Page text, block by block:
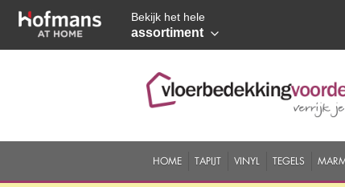
Bekijk het hele
assortiment
HOME TAPIJT VINYL TEGELS